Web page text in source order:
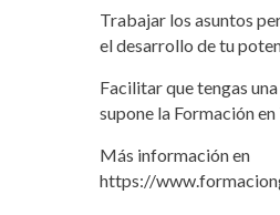
Trabajar los asuntos
el desarrollo de tu
Facilitar que tengas
supone la Formación
Más información en
https://